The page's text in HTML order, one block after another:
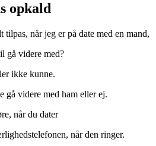
opkald
når jeg er på date med en mand,
gå videre med?
ikke kunne.
gå videre med ham eller ej.
når du dater
når den ringer.